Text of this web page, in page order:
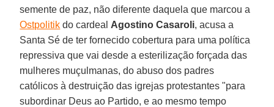
semente de paz, não diferente daquela que marcou a
Ostpolitik do cardeal Agostino Casaroli, acusa a
Santa Sé de ter fornecido cobertura para uma política
repressiva que vai desde a esterilização forçada das
mulheres muçulmanas, do abuso dos padres
católicos à destruição das igrejas protestantes "para
subordinar Deus ao Partido, e ao mesmo tempo